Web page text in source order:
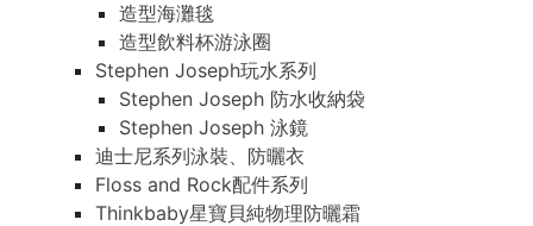
造型海灘毯
造型飲料杯游泳圈
Stephen Joseph玩水系列
Stephen Joseph 防水收納袋
Stephen Joseph 泳鏡
迪士尼系列泳裝、防曬衣
Floss and Rock配件系列
Thinkbaby星寶貝純物理防曬霜